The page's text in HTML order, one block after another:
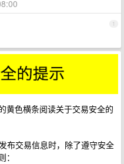
1
黄色横条阅读关于交易安全的
布交易信息时，除了遵守安全